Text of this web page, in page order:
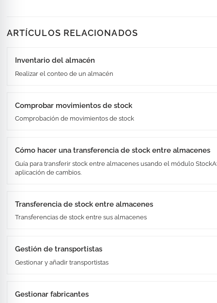
ARTÍCULOS RELACIONADOS
Inventario del almacén
Realizar el conteo de un almacén
Comprobar movimientos de stock
Comprobación de movimientos de stock
Cómo hacer una transferencia de stock entre almacenes
Guía para transferir stock entre almacenes usando el módulo
aplicación de cambios.
Transferencia de stock entre almacenes
Transferencias de stock entre sus almacenes
Gestión de transportistas
Gestionar y añadir transportistas
Gestionar fabricantes